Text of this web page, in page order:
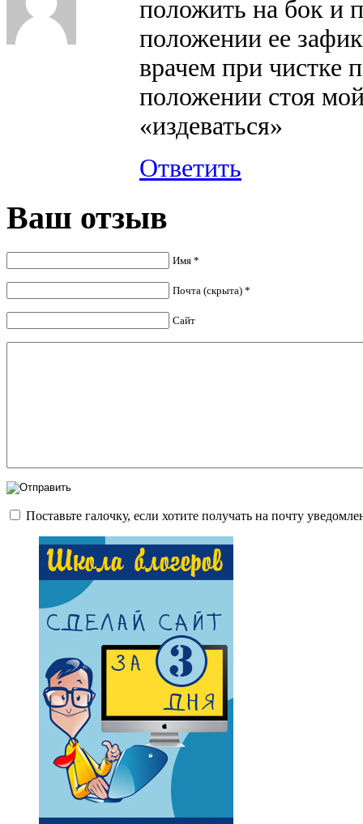
положить на бок и
положении ее
врачем при чистке
положении стоя
«издеваться»
Ответить
Ваш отзыв
Имя *
Почта (скрыта) *
Сайт
Поставьте галочку, если хотите получать на почту